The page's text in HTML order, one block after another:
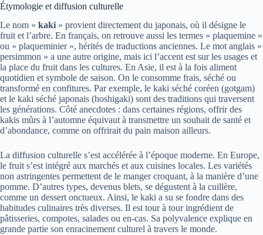
Étymologie et diffusion culturelle
Le nom « kaki » provient directement du japonais, où il désigne le
fruit et l’arbre. En français, on retrouve aussi les termes « plaquemine »
ou « plaqueminier », hérités de traductions anciennes. Le mot anglais «
persimmon » a une autre origine, mais ici l’accent est sur les usages et
la place du fruit dans les cultures. En Asie, il est à la fois aliment
quotidien et symbole de saison. On le consomme frais, séché ou
transformé en confitures. Par exemple, le kaki séché coréen (gotgam)
et le kaki séché japonais (hoshigaki) sont des traditions qui traversent
les générations. Côté anecdotes : dans certaines régions, offrir des
kakis mûrs à l’automne équivaut à transmettre un souhait de santé et
d’abondance, comme on offrirait du pain maison ailleurs.
La diffusion culturelle s’est accélérée à l’époque moderne. En Europe,
le fruit s’est intégré aux marchés et aux cuisines locales. Les variétés
non astringentes permettent de le manger croquant, à la manière d’une
pomme. D’autres types, devenus blets, se dégustent à la cuillère,
comme un dessert onctueux. Ainsi, le kaki a su se fondre dans des
habitudes culinaires très diverses. Il est tour à tour ingrédient de
pâtisseries, compotes, salades ou en-cas. Sa polyvalence explique en
grande partie son enracinement culturel à travers le monde.